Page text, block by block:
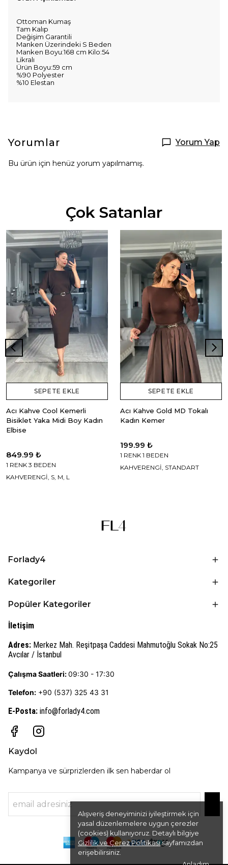
Alışveriş deneyiminizi iyileştirmek için
yasal düzenlemelere uygun çerezler
(cookies) kullanıyoruz. Detaylı bilgiye
Gizlilik ve Çerez Politikasısayfamızdan
erişebilirsiniz.
Ottoman Kumaş
Tam Kalıp
Değişim Garantili
Manken Üzerindeki S Beden
Manken Boyu:168 cm Kilo:54
Likralı
Ürün Boyu:59 cm
%90 Polyester
%10 Elestan
Yorumlar Yorum Yap
Bu ürün için henüz yorum yapılmamış.
Çok Satanlar
SEPETE EKLE
Acı Kahve Cool Kemerli
Bisiklet Yaka Midi Boy Kadın
Elbise
849.99 ₺
1 RENK 3 BEDEN
KAHVERENGİ, S, M, L
SEPETE EKLE
Acı Kahve Gold MD Tokalı
Kadın Kemer
199.99 ₺
1 RENK 1 BEDEN
KAHVERENGİ, STANDART
Forlady4
Kategoriler
Popüler Kategoriler
İletişim
Adres: Merkez Mah. Reşitpaşa Caddesi Mahmutoğlu Sokak No:25
Avcılar / İstanbul
Çalışma Saatleri:09:30 - 17:30
Telefon: +90 (537) 325 43 31
E-Posta: info@forlady4.com
Kaydol
Kampanya ve sürprizlerden ilk sen haberdar ol